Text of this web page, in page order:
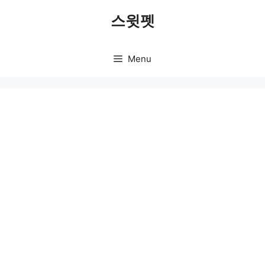
스윗펫
Menu